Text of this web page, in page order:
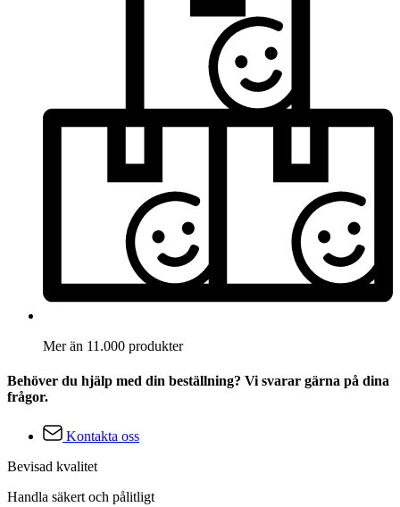
Mer än 11.000 produkter
Behöver du hjälp med din beställning? Vi svarar gärna på dina
frågor.
Kontakta oss
Bevisad kvalitet
Handla säkert och pålitligt